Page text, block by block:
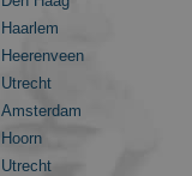
Haarlem
Heerenveen
Utrecht
Amsterdam
Hoorn
Utrecht